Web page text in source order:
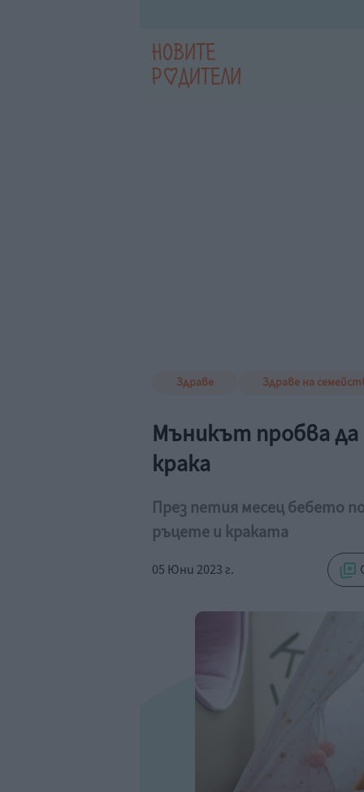
Здраве Здраве на
Мъникът пробва да
крака
През петия месец бебето
ръцете и краката
05 Юни 2023 г.